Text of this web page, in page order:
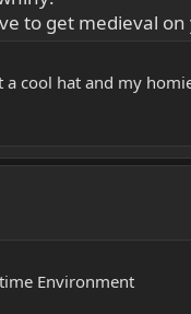
to get medieval
cool hat and my
Environment